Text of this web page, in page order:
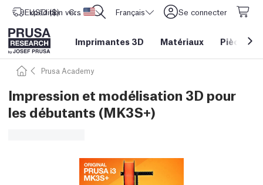
Expédition vers Etats-Unis d'Amérique
USD ($) CORE One L: Maintenant en stock ! Français Se connecter
Imprimantes 3D Matériaux Pièces&
Prusa Academy
Impression et modélisation 3D pour
les débutants (MK3S+)